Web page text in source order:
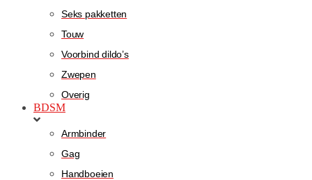
Seks pakketten
Touw
Voorbind dildo’s
Zwepen
Overig
BDSM
Armbinder
Gag
Handboeien